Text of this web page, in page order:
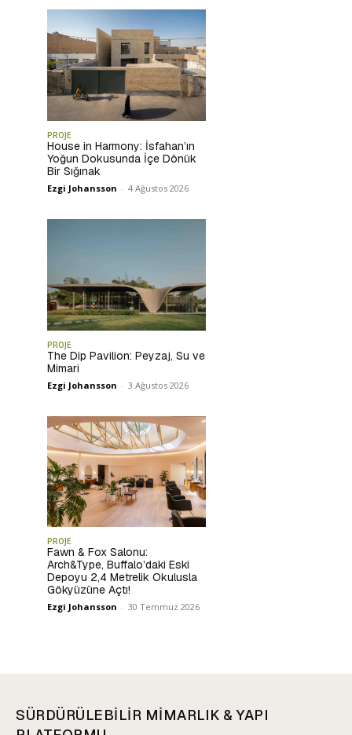
PROJE
House in Harmony: İsfahan’ın
Yoğun Dokusunda İçe Dönük
Bir Sığınak
Ezgi Johansson - 4 Ağustos 2026
PROJE
The Dip Pavilion: Peyzaj, Su ve
Mimari
Ezgi Johansson - 3 Ağustos 2026
PROJE
Fawn & Fox Salonu:
Arch&Type, Buffalo’daki Eski
Depoyu 2,4 Metrelik Okulusla
Gökyüzüne Açtı!
Ezgi Johansson - 30 Temmuz 2026
SÜRDÜRÜLEBİLİR MİMARLIK & YAPI